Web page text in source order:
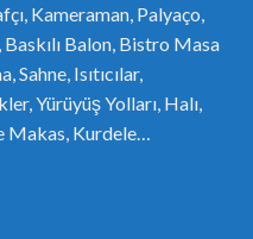
Kameraman, Palyaço,
Balon, Bistro Masa
Sahne, Isıtıcılar,
Yürüyüş Yolları, Halı,
Makas, Kurdele…